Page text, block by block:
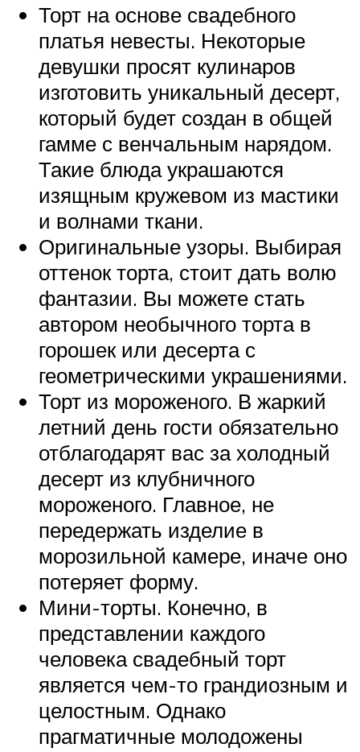
Торт на основе свадебного
платья невесты. Некоторые
девушки просят кулинаров
изготовить уникальный десерт,
который будет создан в общей
гамме с венчальным нарядом.
Такие блюда украшаются
изящным кружевом из мастики
и волнами ткани.
Оригинальные узоры. Выбирая
оттенок торта, стоит дать волю
фантазии. Вы можете стать
автором необычного торта в
горошек или десерта с
геометрическими украшениями.
Торт из мороженого. В жаркий
летний день гости обязательно
отблагодарят вас за холодный
десерт из клубничного
мороженого. Главное, не
передержать изделие в
морозильной камере, иначе оно
потеряет форму.
Мини-торты. Конечно, в
представлении каждого
человека свадебный торт
является чем-то грандиозным и
целостным. Однако
прагматичные молодожены